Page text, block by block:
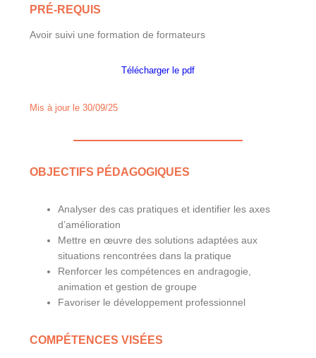
PRÉ-REQUIS
Avoir suivi une formation de formateurs
Télécharger le pdf
Mis à jour le 30/09/25
OBJECTIFS PÉDAGOGIQUES
Analyser des cas pratiques et identifier les axes
d’amélioration
Mettre en œuvre des solutions adaptées aux
situations rencontrées dans la pratique
Renforcer les compétences en andragogie,
animation et gestion de groupe
Favoriser le développement professionnel
COMPÉTENCES VISÉES